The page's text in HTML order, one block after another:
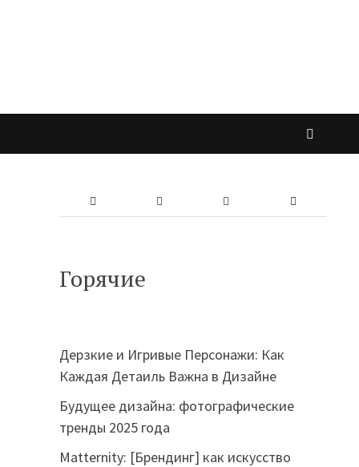
Горячие
Дерзкие и Игривые Персонажи: Как
Каждая Детаиль Важна в Дизайне
Будущее дизайна: фотографические
тренды 2025 года
Matternity: [Брендинг] как искусство